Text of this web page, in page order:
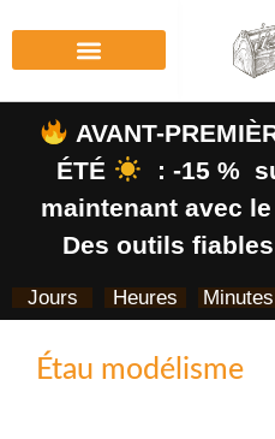
AVANT-
ÉTÉ
: -15 %
maintenant avec
Des outils
Jours Heures Minutes
Étau modélisme